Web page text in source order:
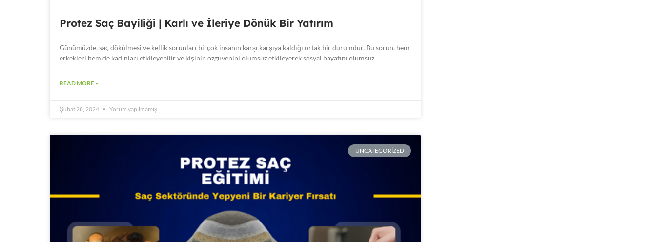
Protez Saç Bayiliği | Karlı ve İleriye Dönük Bir Yatırım
Günümüzde, saç dökülmesi ve kellik sorunları birçok insanın karşı karşıya kaldığı ortak bir durumdur. Bu sorun, hem
erkekleri hem de kadınları etkileyebilir ve kişinin özgüvenini olumsuz etkileyerek sosyal hayatını olumsuz
READ MORE »
Şubat 28, 2024 Yorum yapılmamış
UNCATEGORIZED